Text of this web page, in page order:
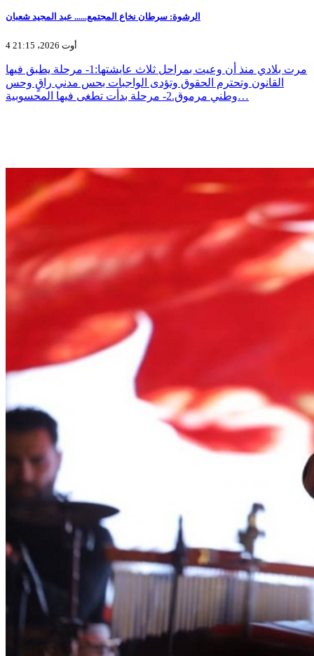
الرشوة: سرطان نخاع المجتمع...... عبد المجيد شعبان
4 أوت 2026، 21:15
مرت بلادي منذ أن وعيت بمراحل ثلاث عايشتها:1- مرحلة يطبق فيها
القانون وتحترم الحقوق وتؤدى الواجبات بحس مدني راقٍ وحس
وطني مرموق.2- مرحلة بدأت تطغى فيها المحسوبية…